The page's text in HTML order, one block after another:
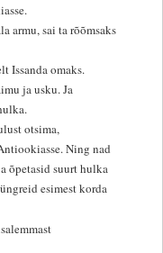
armu, sai ta rõõmsaks
Issanda omaks.
ja usku. Ja
otsima,
Ning nad
õpetasid suurt hulka
esimest korda